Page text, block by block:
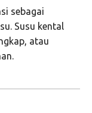
sebagai
Susu kental
atau